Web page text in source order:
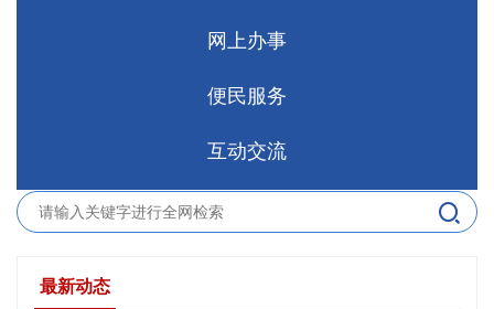
网上办事
便民服务
互动交流
最新动态